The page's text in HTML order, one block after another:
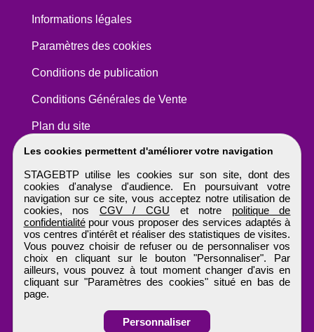
Les cookies permettent d'améliorer votre navigation
STAGEBTP utilise les cookies sur son site, dont des
cookies d'analyse d'audience. En poursuivant votre
navigation sur ce site, vous acceptez notre utilisation de
cookies, nos CGV / CGU et notre politique de
confidentialitépour vous proposer des services adaptés à
vos centres d'intérêt et réaliser des statistiques de visites.
Vous pouvez choisir de refuser ou de personnaliser vos
choix en cliquant sur le bouton "Personnaliser". Par
ailleurs, vous pouvez à tout moment changer d'avis en
cliquant sur "Paramètres des cookies" situé en bas de
page.
Personnaliser
Informations légales
Paramètres des cookies
Conditions de publication
Conditions Générales de Vente
Plan du site